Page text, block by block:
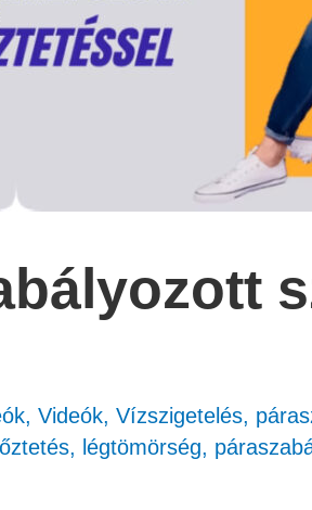
, Videók, Vízszigetelés,
, légtömörség,